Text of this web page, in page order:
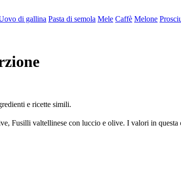
di gallina Pasta di semola Mele Caffè Melone
e ricette simili.
Fusilli valtellinese con luccio e olive. I valori in questa